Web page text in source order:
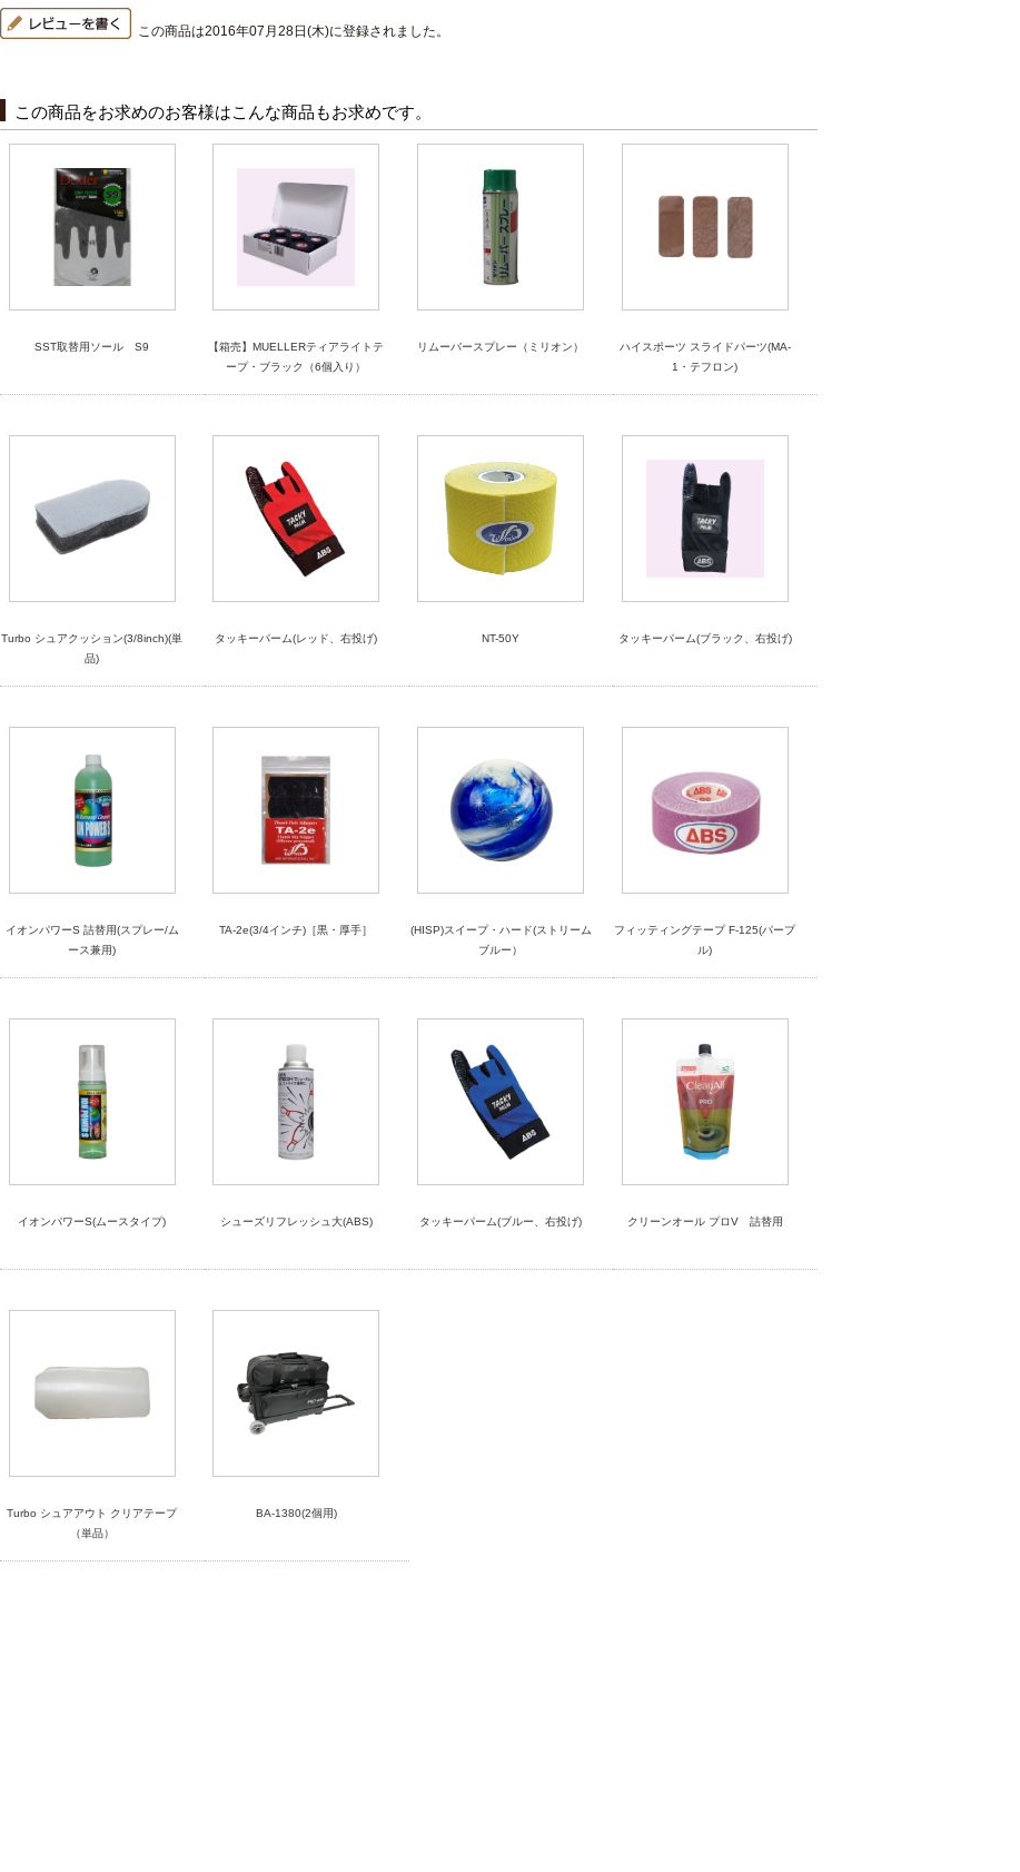
この商品は2016年07月28日(木)に登録されました。
この商品をお求めのお客様はこんな商品もお求めです。
SST取替用ソール S9
【箱売】MUELLERティアライトテ
ープ・ブラック（6個入り）
リムーバースプレー（ミリオン）
ハイスポーツ スライドパーツ(MA-
1・テフロン)
Turbo シュアクッション(3/8inch)(単
品)
タッキーパーム(レッド、右投げ) NT-50Y タッキーパーム(ブラック、右投げ)
イオンパワーS 詰替用(スプレー/ム
ース兼用)
TA-2e(3/4インチ)［黒・厚手］
(HISP)スイープ・ハード(ストリーム
ブルー）
フィッティングテープ F-125(パープ
ル)
イオンパワーS(ムースタイプ) シューズリフレッシュ大(ABS) タッキーパーム(ブルー、右投げ) クリーンオール プロV 詰替用
Turbo シュアアウト クリアテープ
（単品）
BA-1380(2個用)